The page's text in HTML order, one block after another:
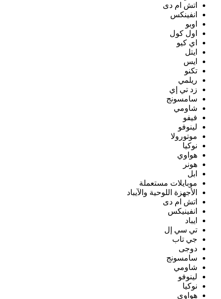
اتش ام دى
انفينكس
اوبو
اول كول
اي كيو
ايتل
ايس
تكنو
ريلمي
زد تي إي
سامسونج
شاومي
فيفو
لينوفو
موتورولا
نوكيا
هواوي
هونر
ابل
موبايلات مستعملة
الأجهزة اللوحية والآيباد
اتش ام دى
انفينيكس
ايباد
تي سي إل
جي تاب
دوجى
سامسونج
شاومي
لينوفو
نوكيا
هواوي